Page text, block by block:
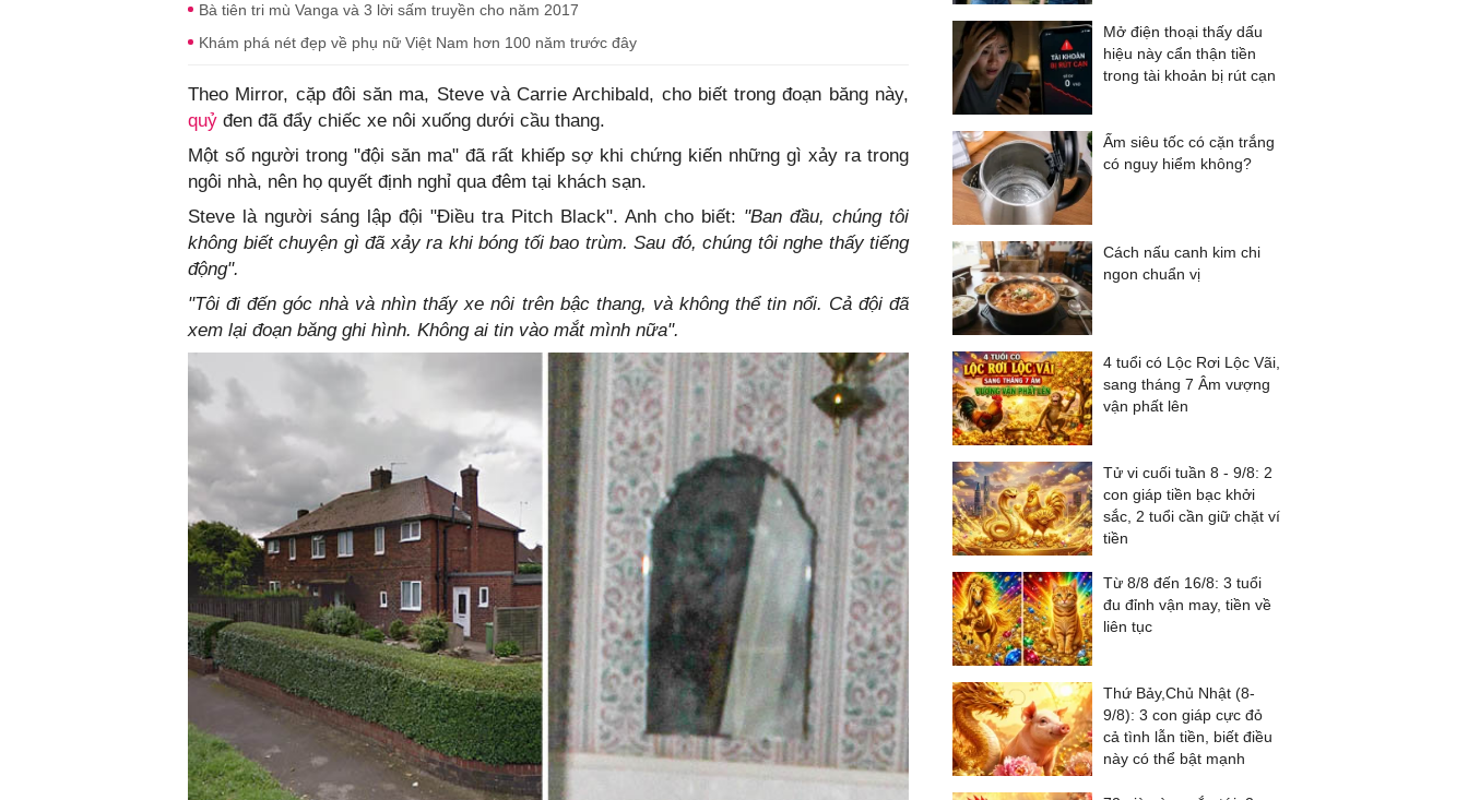
Bà tiên tri mù Vanga và 3 lời sấm truyền cho năm 2017
Khám phá nét đẹp về phụ nữ Việt Nam hơn 100 năm trước đây
Theo Mirror, cặp đôi săn ma, Steve và Carrie Archibald, cho biết trong đoạn băng này,
quỷ đen đã đẩy chiếc xe nôi xuống dưới cầu thang.
Một số người trong "đội săn ma" đã rất khiếp sợ khi chứng kiến những gì xảy ra trong
ngôi nhà, nên họ quyết định nghỉ qua đêm tại khách sạn.
Steve là người sáng lập đội "Điều tra Pitch Black". Anh cho biết: "Ban đầu, chúng tôi
không biết chuyện gì đã xảy ra khi bóng tối bao trùm. Sau đó, chúng tôi nghe thấy tiếng
động".
"Tôi đi đến góc nhà và nhìn thấy xe nôi trên bậc thang, và không thể tin nổi. Cả đội đã
xem lại đoạn băng ghi hình. Không ai tin vào mắt mình nữa".
Mở điện thoại thấy dấu
hiệu này cẩn thận tiền
trong tài khoản bị rút cạn
Ấm siêu tốc có cặn trắng
có nguy hiểm không?
Cách nấu canh kim chi
ngon chuẩn vị
4 tuổi có Lộc Rơi Lộc Vãi,
sang tháng 7 Âm vượng
vận phất lên
Tử vi cuối tuần 8 - 9/8: 2
con giáp tiền bạc khởi
sắc, 2 tuổi cần giữ chặt ví
tiền
Từ 8/8 đến 16/8: 3 tuổi
đu đỉnh vận may, tiền về
liên tục
Thứ Bảy,Chủ Nhật (8-
9/8): 3 con giáp cực đỏ
cả tình lẫn tiền, biết điều
này có thể bật mạnh